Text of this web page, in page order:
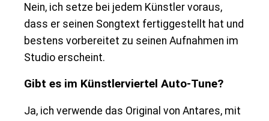
Nein, ich setze bei jedem Künstler voraus,
dass er seinen Songtext fertiggestellt hat und
bestens vorbereitet zu seinen Aufnahmen im
Studio erscheint.
Gibt es im Künstlerviertel Auto-Tune?
Ja, ich verwende das Original von Antares, mit